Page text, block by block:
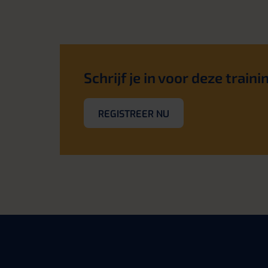
Schrijf je in voor deze
REGISTREER NU